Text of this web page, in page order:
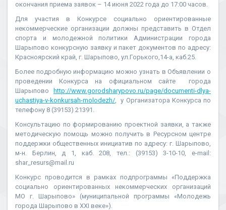
окончания приема заявок – 14 июня 2022 года до 17:00 часов.
Для участия в Конкурсе социально ориентированные
некоммерческие организации должны представить в Отдел
спорта и молодежной политики Администрации города
Шарыпово конкурсную заявку и пакет документов по адресу:
Красноярский край, г. Шарыпово, ул.Горького,14-а, каб.25.
Более подробную информацию можно узнать в Объявлении о
проведении Конкурса на официальном сайте города
Шарыпово
http://www.gorodsharypovo.ru/page/documenti-dlya-
uchastiya-v-konkursah-molodezh/, у Организатора Конкурса по
телефону 8 (39153) 21391.
Консультацию по формированию проектной заявки, а также
методическую помощь можно получить в Ресурсном центре
поддержки общественных инициатив по адресу: г. Шарыпово,
м-н. Берлин, д 1, каб. 208, тел.: (39153) 3-10-10, e-mail:
shar_resurs@mail.ru
Конкурс проводится в рамках подпрограммы «Поддержка
социально ориентированных некоммерческих организаций
МО г. Шарыпово» (муниципальной программы «Молодежь
города Шарыпово в XXI веке»).